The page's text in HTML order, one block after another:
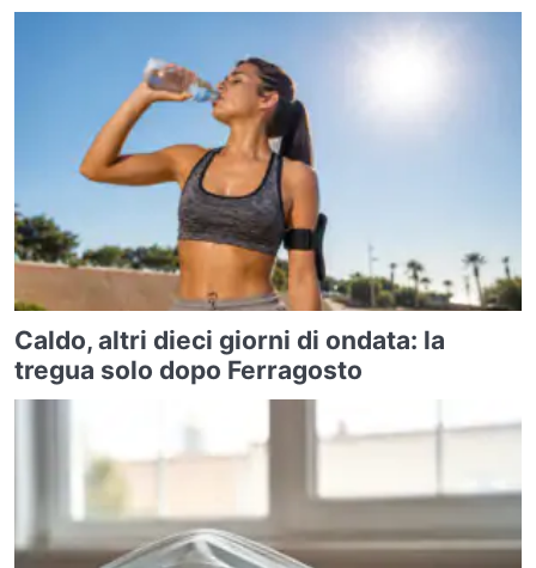
Caldo, altri dieci giorni di ondata: la
tregua solo dopo Ferragosto